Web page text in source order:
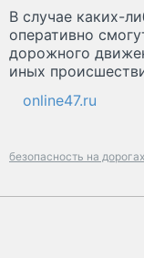
В случае каких-
оперативно
дорожного
иных
online47.ru
безопасность на дорогах